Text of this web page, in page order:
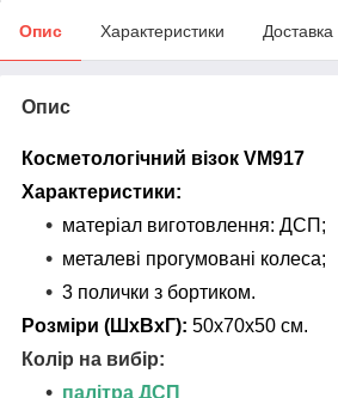
Опис Характеристики Доставка
Опис
Косметологічний візок VM917
Характеристики:
матеріал виготовлення: ДСП;
металеві прогумовані колеса;
3 полички з бортиком.
Розміри (ШхВхГ): 50х70х50 см.
Колір на вибір:
палітра ДСП